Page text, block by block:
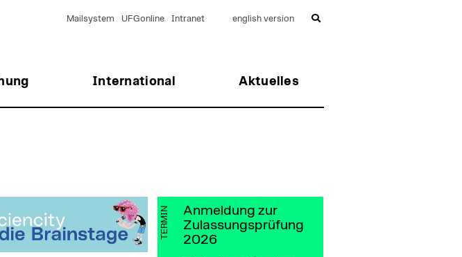
International Aktuelles
Mailsystem UFGonline Intranet english version
TERMIN
Anmeldung zur
Zulassungsprüfung
2026